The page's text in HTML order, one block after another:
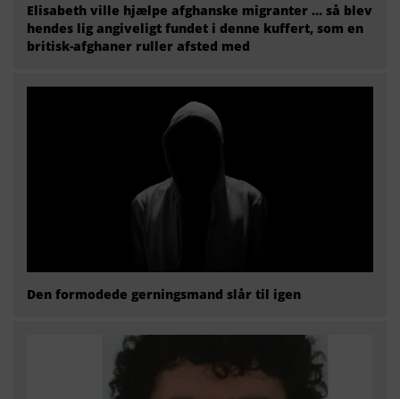
Elisabeth ville hjælpe afghanske migranter … så blev
hendes lig angiveligt fundet i denne kuffert, som en
britisk-afghaner ruller afsted med
Den formodede gerningsmand slår til igen